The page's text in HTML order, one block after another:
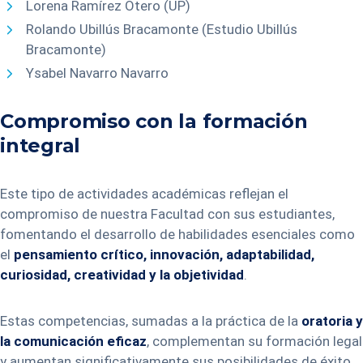
Lorena Ramírez Otero (UP)
Rolando Ubillús Bracamonte (Estudio Ubillús
Bracamonte)
Ysabel Navarro Navarro
Compromiso con la formación
integral
Este tipo de actividades académicas reflejan el
compromiso de nuestra Facultad con sus estudiantes,
fomentando el desarrollo de habilidades esenciales como
el pensamiento crítico, innovación, adaptabilidad,
curiosidad, creatividad y la objetividad.
Estas competencias, sumadas a la práctica de la oratoria y
la comunicación eficaz, complementan su formación legal